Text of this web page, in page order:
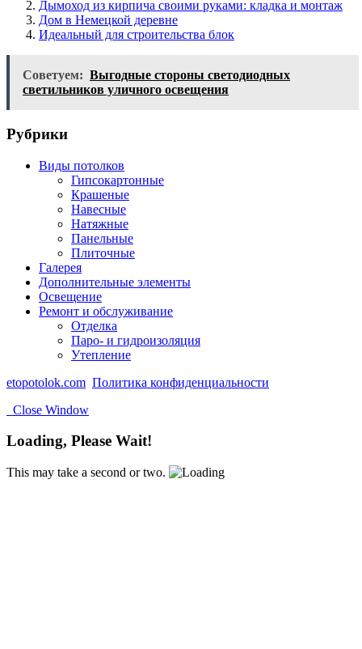
Дымоход из кирпича своими руками: кладка и монтаж
Дом в Немецкой деревне
Идеальный для строительства блок
Советуем: Выгодные стороны светодиодных
светильников уличного освещения
Рубрики
Виды потолков
Гипсокартонные
Крашеные
Навесные
Натяжные
Панельные
Плиточные
Галерея
Дополнительные элементы
Освещение
Ремонт и обслуживание
Отделка
Паро- и гидроизоляция
Утепление
etopotolok.com Политика конфиденциальности
Close Window
Loading, Please Wait!
This may take a second or two.